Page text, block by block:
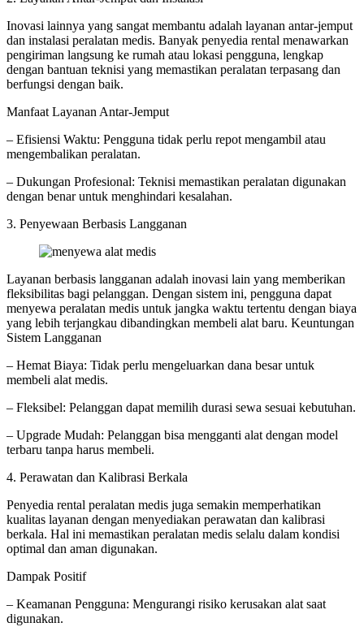
Inovasi lainnya yang sangat membantu adalah layanan antar-jemput
dan instalasi peralatan medis. Banyak penyedia rental menawarkan
pengiriman langsung ke rumah atau lokasi pengguna, lengkap
dengan bantuan teknisi yang memastikan peralatan terpasang dan
berfungsi dengan baik.
Manfaat Layanan Antar-Jemput
– Efisiensi Waktu: Pengguna tidak perlu repot mengambil atau
mengembalikan peralatan.
– Dukungan Profesional: Teknisi memastikan peralatan digunakan
dengan benar untuk menghindari kesalahan.
3. Penyewaan Berbasis Langganan
Layanan berbasis langganan adalah inovasi lain yang memberikan
fleksibilitas bagi pelanggan. Dengan sistem ini, pengguna dapat
menyewa peralatan medis untuk jangka waktu tertentu dengan biaya
yang lebih terjangkau dibandingkan membeli alat baru. Keuntungan
Sistem Langganan
– Hemat Biaya: Tidak perlu mengeluarkan dana besar untuk
membeli alat medis.
– Fleksibel: Pelanggan dapat memilih durasi sewa sesuai kebutuhan.
– Upgrade Mudah: Pelanggan bisa mengganti alat dengan model
terbaru tanpa harus membeli.
4. Perawatan dan Kalibrasi Berkala
Penyedia rental peralatan medis juga semakin memperhatikan
kualitas layanan dengan menyediakan perawatan dan kalibrasi
berkala. Hal ini memastikan peralatan medis selalu dalam kondisi
optimal dan aman digunakan.
Dampak Positif
– Keamanan Pengguna: Mengurangi risiko kerusakan alat saat
digunakan.